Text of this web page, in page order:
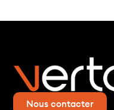
Nous contacter